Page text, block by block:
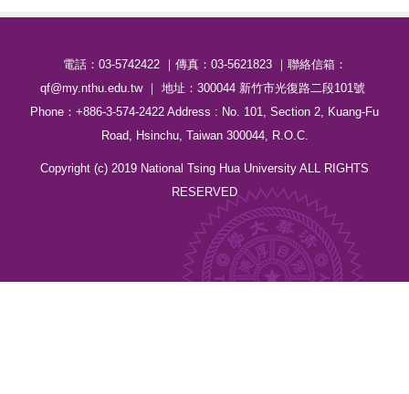
電話：03-5742422｜傳真：03-5621823 ｜聯絡信箱：
qf@my.nthu.edu.tw ｜ 地址：300044 新竹市光復路二段101號
Phone：+886-3-574-2422 Address : No. 101, Section 2, Kuang-Fu
Road, Hsinchu, Taiwan 300044, R.O.C.
Copyright (c) 2019 National Tsing Hua University ALL RIGHTS
RESERVED